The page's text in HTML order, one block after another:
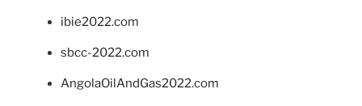
ibie2022.com
sbcc-2022.com
AngolaOilAndGas2022.com